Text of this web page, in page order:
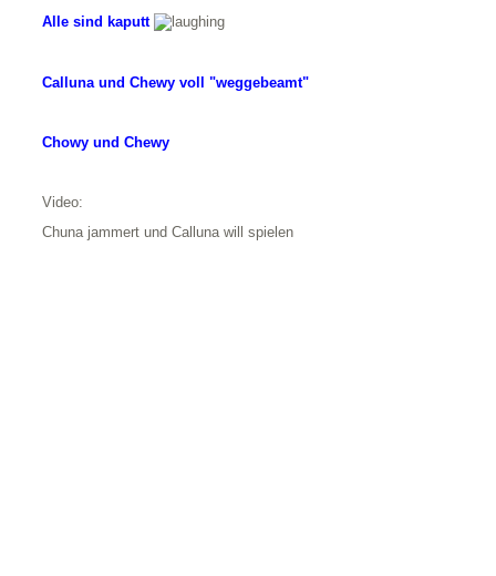
Alle sind kaputt
Calluna und Chewy voll "weggebeamt"
Chowy und Chewy
Video:
Chuna jammert und Calluna will spielen